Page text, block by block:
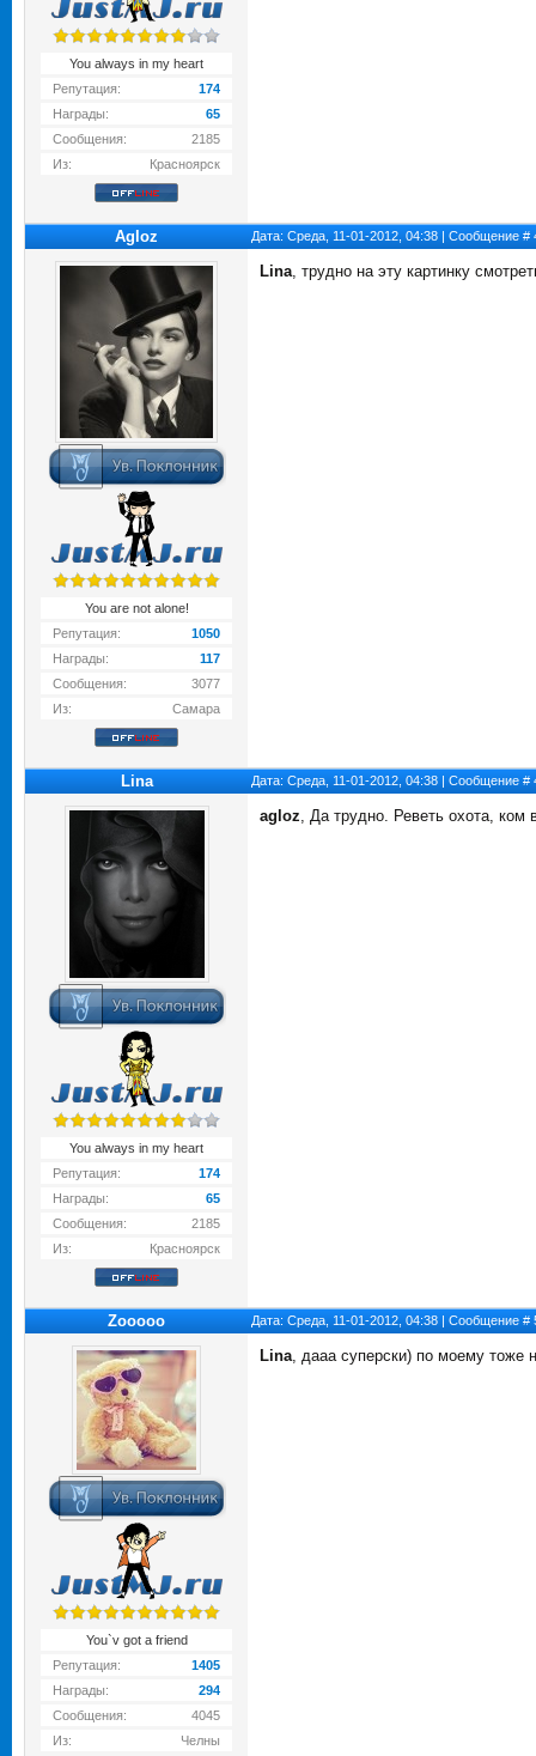
You always in my heart
Репутация:
174
Награды:
65
Сообщения:
2185
Из:
Красноярск
Agloz Дата: Среда, 11-01-2012, 04:38 | Сообщение #
You are not alone!
Репутация:
1050
Награды:
117
Сообщения:
3077
Из:
Самара
Lina, трудно на эту картинку
Lina Дата: Среда, 11-01-2012, 04:38 | Сообщение #
You always in my heart
Репутация:
174
Награды:
65
Сообщения:
2185
Из:
Красноярск
agloz, Да трудно. Реветь охота, ком
Zooooo Дата: Среда, 11-01-2012, 04:38 | Сообщение #
You`v got a friend
Репутация:
1405
Награды:
294
Сообщения:
4045
Из:
Челны
Lina, дааа суперски) по моему тоже